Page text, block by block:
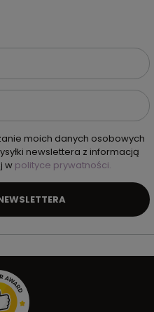
moich danych osobowych
newslettera z informacją
w polityce prywatności.